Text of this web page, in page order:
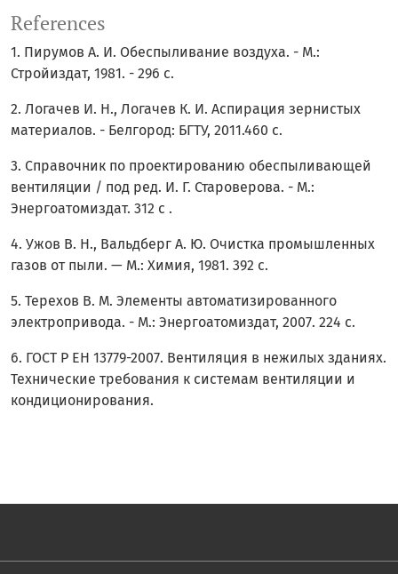
References
1. Пирумов А. И. Обеспыливание воздуха. - М.:
Стройиздат, 1981. - 296 с.
2. Логачев И. Н., Логачев К. И. Аспирация зернистых
материалов. - Белгород: БГТУ, 2011.460 с.
3. Справочник по проектированию обеспыливающей
вентиляции / под ред. И. Г. Староверова. - М.:
Энергоатомиздат. 312 с .
4. Ужов В. Н., Вальдберг А. Ю. Очистка промышленных
газов от пыли. — М.: Химия, 1981. 392 с.
5. Терехов В. М. Элементы автоматизированного
электропривода. - М.: Энергоатомиздат, 2007. 224 с.
6. ГОСТ Р ЕН 13779-2007. Вентиляция в нежилых зданиях.
Технические требования к системам вентиляции и
кондиционирования.